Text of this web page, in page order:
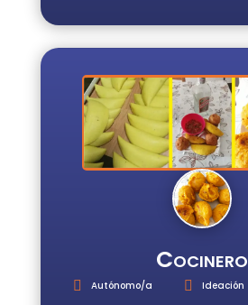
Cocinero
Autónomo/a Ideación